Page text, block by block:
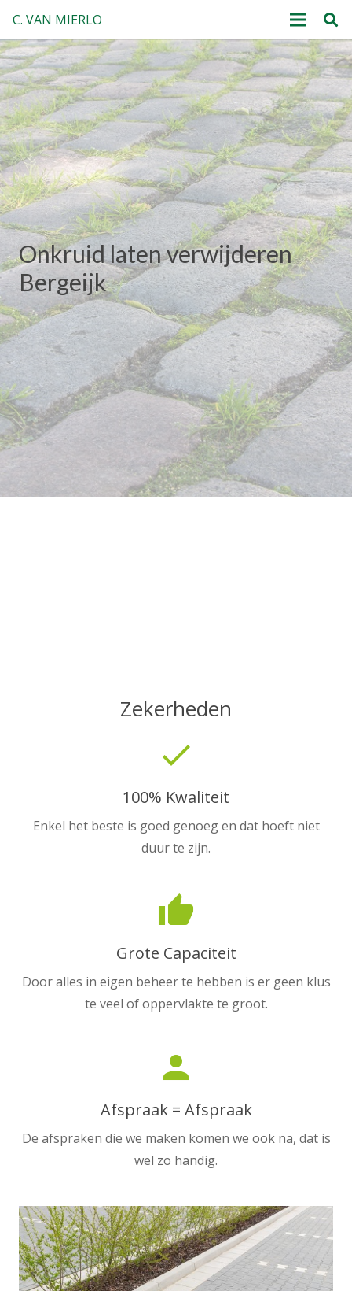
C. VAN MIERLO
Onkruid laten verwijderen
Bergeijk
Zekerheden
done
100% Kwaliteit
Enkel het beste is goed genoeg en dat hoeft niet
duur te zijn.
thumb_up
Grote Capaciteit
Door alles in eigen beheer te hebben is er geen klus
te veel of oppervlakte te groot.
person
Afspraak = Afspraak
De afspraken die we maken komen we ook na, dat is
wel zo handig.